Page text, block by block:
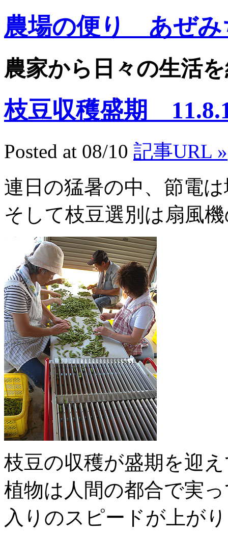
農場の便り あぜみ
農家から日々の生活
枝豆収穫盛期
Posted at 08/10 記事URL »
連日の猛暑の中、節電
そして枝豆選別は扇風
枝豆の収穫が盛期を迎
植物は人間の都合で実
入りのスピードが上が